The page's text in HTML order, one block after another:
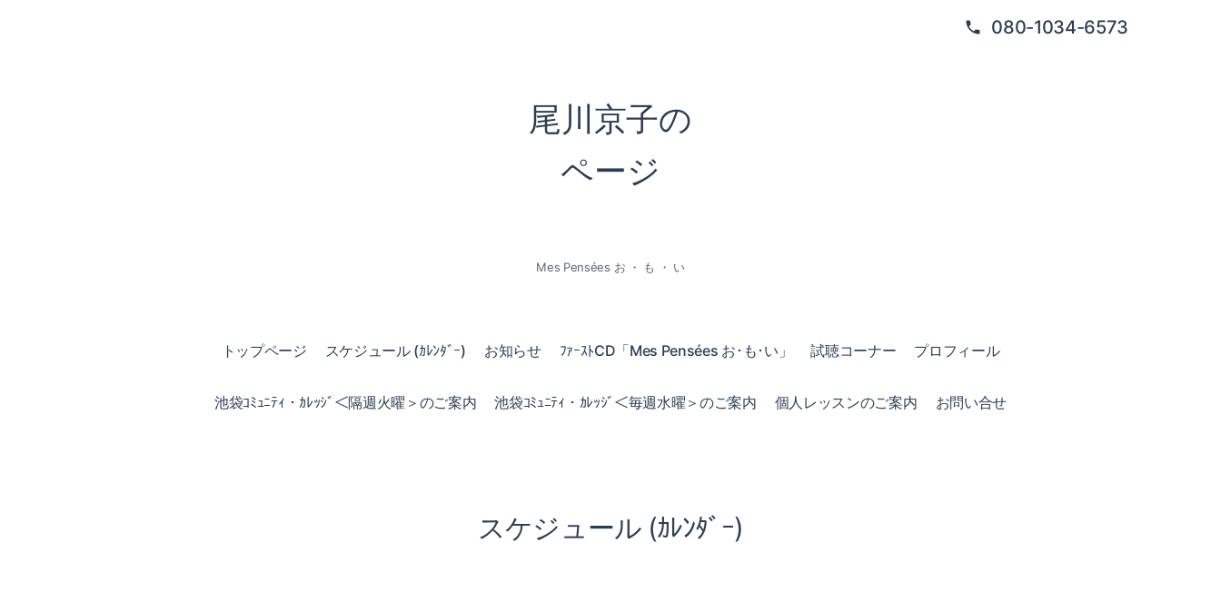
080-1034-6573
尾川京子の
ページ
Mes Pensées お ・ も ・ い
トップページ スケジュール (ｶﾚﾝﾀﾞｰ) お知らせ ﾌｧｰｽﾄCD「Mes Pensées お･も･い」 試聴コーナー プロフィール
池袋ｺﾐｭﾆﾃｨ・ｶﾚｯｼﾞ＜隔週火曜＞のご案内 池袋ｺﾐｭﾆﾃｨ・ｶﾚｯｼﾞ＜毎週水曜＞のご案内 個人レッスンのご案内 お問い合せ
スケジュール (ｶﾚﾝﾀﾞｰ)